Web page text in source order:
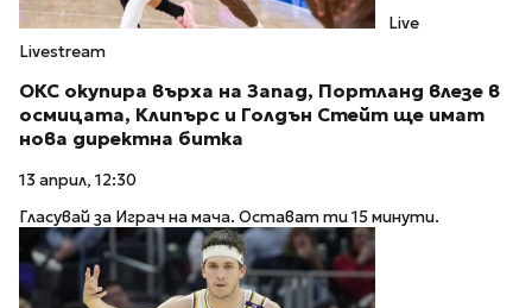
Live
Livestream
ОКС окупира върха на Запад, Портланд влезе в
осмицата, Клипърс и Голдън Стейт ще имат
нова директна битка
13 април, 12:30
Гласувай за Играч на мача. Остават ти 15 минути.